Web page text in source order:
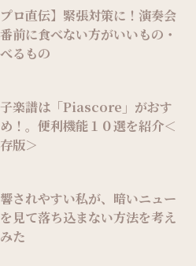
プロ直伝】緊張対策に！演奏会
前に食べない方がいいもの・
るもの
楽譜は「Piascore」がおす
！。便利機能１０選を紹介＜
版＞
されやすい私が、暗いニュー
見て落ち込まない方法を考え
た